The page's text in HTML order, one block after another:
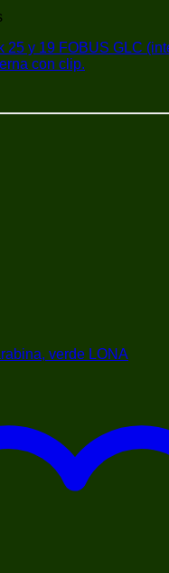
25 y 19 FOBUS GLC
con clip.